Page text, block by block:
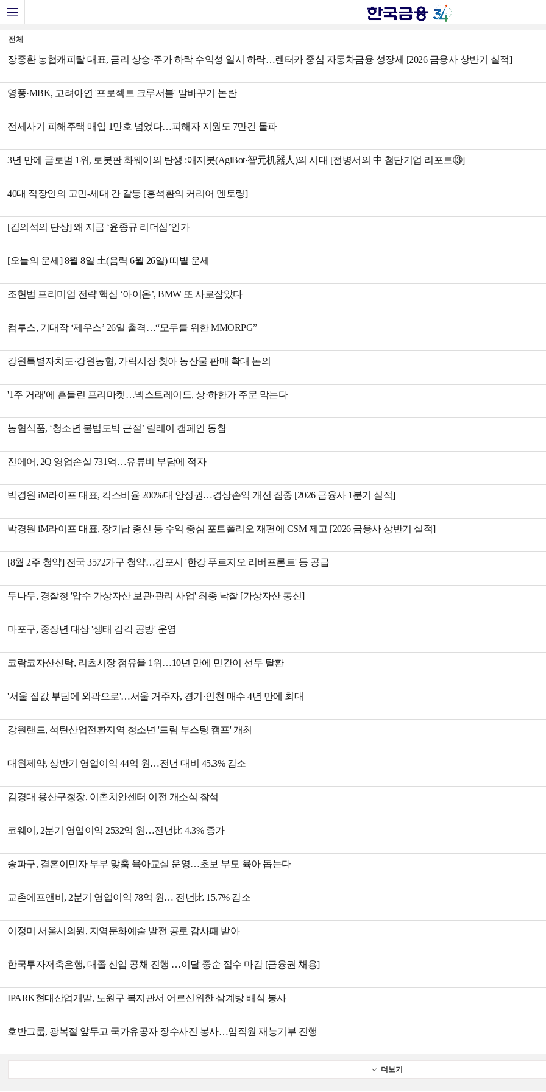
전체
장종환 농협캐피탈 대표, 금리 상승·주가 하락 수익성 일시 하락…렌터카 중심 자동차금융 성장세 [2026 금융사 상반기 실적]
영풍·MBK, 고려아연 '프로젝트 크루서블' 말바꾸기 논란
전세사기 피해주택 매입 1만호 넘었다…피해자 지원도 7만건 돌파
3년 만에 글로벌 1위, 로봇판 화웨이의 탄생 :애지봇(AgiBot·智元机器人)의 시대 [전병서의 中 첨단기업 리포트⑬]
40대 직장인의 고민-세대 간 갈등 [홍석환의 커리어 멘토링]
[김의석의 단상] 왜 지금 ‘윤종규 리더십’인가
[오늘의 운세] 8월 8일 土(음력 6월 26일) 띠별 운세
조현범 프리미엄 전략 핵심 ‘아이온’, BMW 또 사로잡았다
컴투스, 기대작 ‘제우스’ 26일 출격…“모두를 위한 MMORPG”
강원특별자치도·강원농협, 가락시장 찾아 농산물 판매 확대 논의
'1주 거래'에 흔들린 프리마켓…넥스트레이드, 상·하한가 주문 막는다
농협식품, ‘청소년 불법도박 근절’ 릴레이 캠페인 동참
진에어, 2Q 영업손실 731억…유류비 부담에 적자
박경원 iM라이프 대표, 킥스비율 200%대 안정권…경상손익 개선 집중 [2026 금융사 1분기 실적]
박경원 iM라이프 대표, 장기납 종신 등 수익 중심 포트폴리오 재편에 CSM 제고 [2026 금융사 상반기 실적]
[8월 2주 청약] 전국 3572가구 청약…김포시 '한강 푸르지오 리버프론트' 등 공급
두나무, 경찰청 '압수 가상자산 보관·관리 사업' 최종 낙찰 [가상자산 통신]
마포구, 중장년 대상 '생태 감각 공방' 운영
코람코자산신탁, 리츠시장 점유율 1위…10년 만에 민간이 선두 탈환
'서울 집값 부담에 외곽으로'…서울 거주자, 경기·인천 매수 4년 만에 최대
강원랜드, 석탄산업전환지역 청소년 '드림 부스팅 캠프' 개최
대원제약, 상반기 영업이익 44억 원…전년 대비 45.3% 감소
김경대 용산구청장, 이촌치안센터 이전 개소식 참석
코웨이, 2분기 영업이익 2532억 원…전년比 4.3% 증가
송파구, 결혼이민자 부부 맞춤 육아교실 운영…초보 부모 육아 돕는다
교촌에프앤비, 2분기 영업이익 78억 원… 전년比 15.7% 감소
이정미 서울시의원, 지역문화예술 발전 공로 감사패 받아
한국투자저축은행, 대졸 신입 공채 진행 …이달 중순 접수 마감 [금융권 채용]
IPARK현대산업개발, 노원구 복지관서 어르신위한 삼계탕 배식 봉사
호반그룹, 광복절 앞두고 국가유공자 장수사진 봉사…임직원 재능기부 진행
더보기